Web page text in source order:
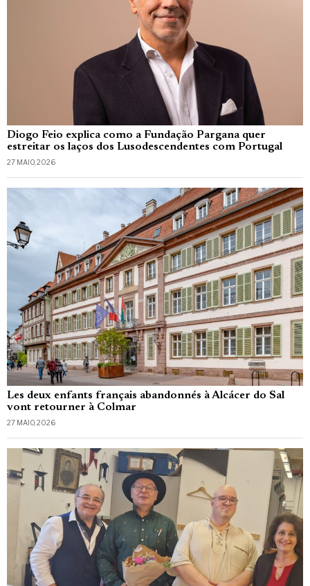
Diogo Feio explica como a Fundação Pargana quer
estreitar os laços dos Lusodescendentes com Portugal
27 MAIO, 2026
Les deux enfants français abandonnés à Alcácer do Sal
vont retourner à Colmar
27 MAIO, 2026